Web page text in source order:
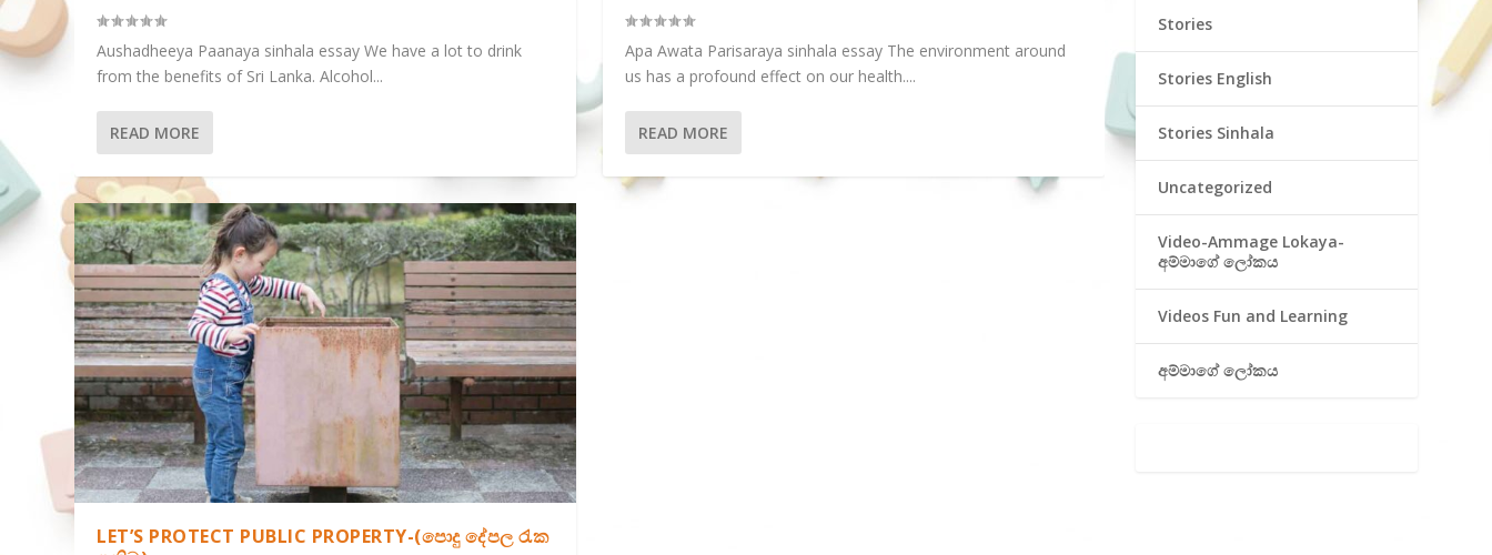
Aushadheeya Paanaya sinhala essay We have a lot to drink
from the benefits of Sri Lanka. Alcohol...
READ MORE
LET’S PROTECT PUBLIC PROPERTY-(පොදු දේපල රැක
Apa Awata Parisaraya sinhala essay The environment around
us has a profound effect on our health....
READ MORE
Stories
Stories English
Stories Sinhala
Uncategorized
Video-Ammage Lokaya-
අම්මාගේ ලෝකය
Videos Fun and Learning
අම්මාගේ ලෝකය